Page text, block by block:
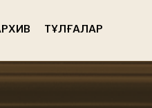
ТҰЛҒАЛАР